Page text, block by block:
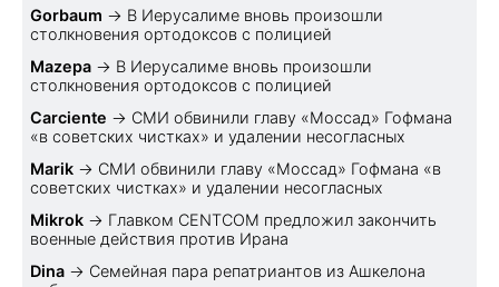
Gorbaum → В Иерусалиме вновь произошли
столкновения ортодоксов с полицией
Mazepa → В Иерусалиме вновь произошли
столкновения ортодоксов с полицией
Carciente → СМИ обвинили главу «Моссад» Гофмана
«в советских чистках» и удалении несогласных
Marik → СМИ обвинили главу «Моссад» Гофмана «в
советских чистках» и удалении несогласных
Mikrok → Главком CENTCOM предложил закончить
военные действия против Ирана
Dina → Семейная пара репатриантов из Ашкелона